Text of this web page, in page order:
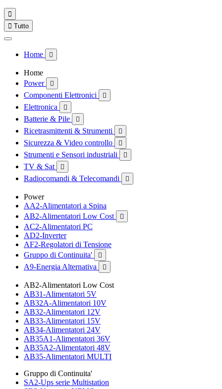

 Tutto
Home 
Home
Power

Componenti Elettronici 
Elettronica 
Batterie & Pile 
Ricetrasmittenti & Strumenti 
Sicurezza & Video controllo 
Strumenti e Sensori industriali 
TV & Sat 
Radiocomandi & Telecomandi 
Power
AA2-Alimentatori a Spina
AB2-Alimentatori Low Cost

AC2-Alimentatori PC
AD2-Inverter
AF2-Regolatori di Tensione
Gruppo di Continuita'

A9-Energia Alternativa 
AB2-Alimentatori Low Cost
AB31-Alimentatori 5V
AB32A-Alimentatori 10V
AB32-Alimentatori 12V
AB33-Alimentatori 15V
AB34-Alimentatori 24V
AB35A1-Alimentatori 36V
AB35A2-Alimentatori 48V
AB35-Alimentatori MULTI
Gruppo di Continuita'
SA2-Ups serie Multistation